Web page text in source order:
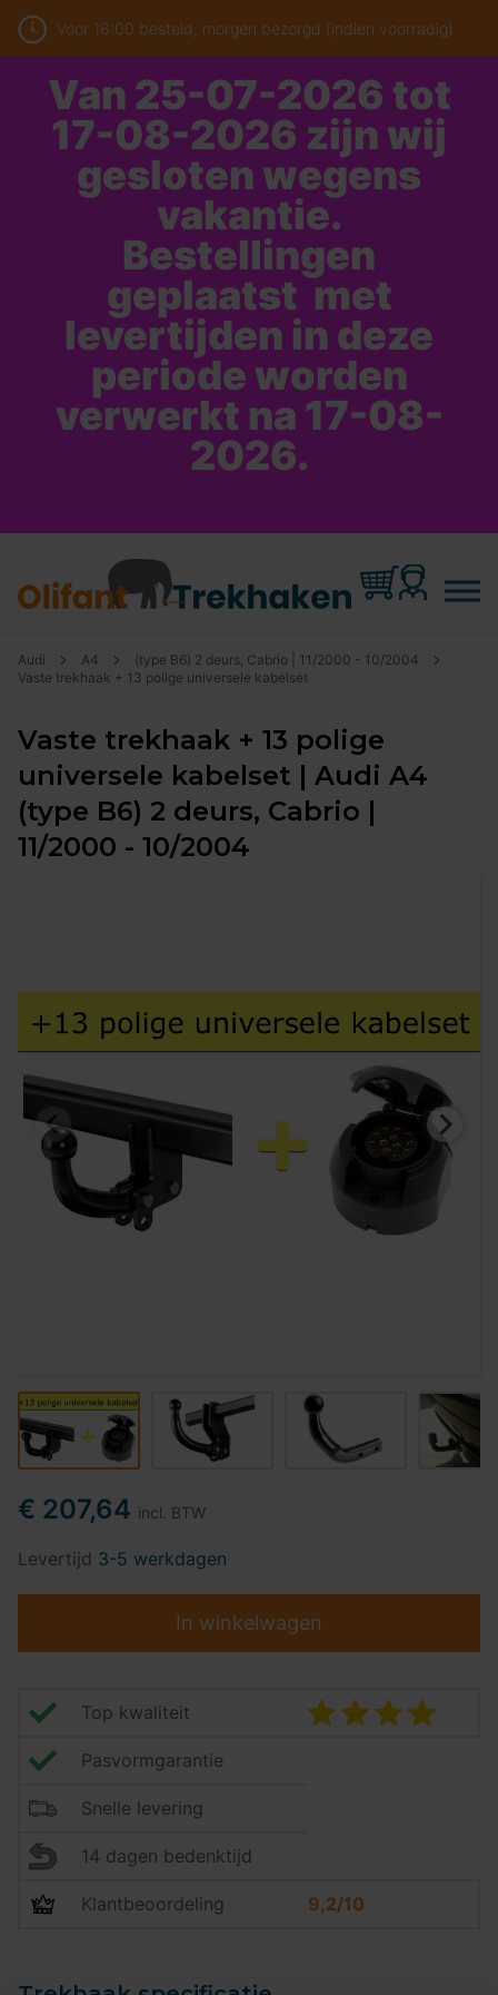
Voor 16:00 besteld, morgen bezorgd (indien voorradig)
Van 25-07-2026 tot
17-08-2026 zijn wij
gesloten wegens
vakantie.
Bestellingen
geplaatst met
levertijden in deze
periode worden
verwerkt na 17-08-
2026.
Audi A4
(type B6) 2 deurs, Cabrio | 11/2000 - 10/2004
Vaste trekhaak + 13 polige universele kabelset
Vaste trekhaak + 13 polige
universele kabelset | Audi A4
(type B6) 2 deurs, Cabrio |
11/2000 - 10/2004
€ 207,64 incl. BTW
Levertijd 3-5 werkdagen
In winkelwagen
Top kwaliteit
Pasvormgarantie
Snelle levering
14 dagen bedenktijd
Klantbeoordeling 9,2/10